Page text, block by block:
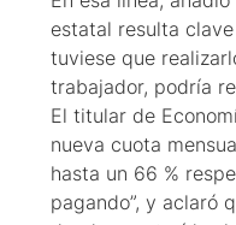
estatal resulta
tuviese que
trabajador, podría
El titular de
nueva cuota
hasta un 66 %
pagando”, y aclaró